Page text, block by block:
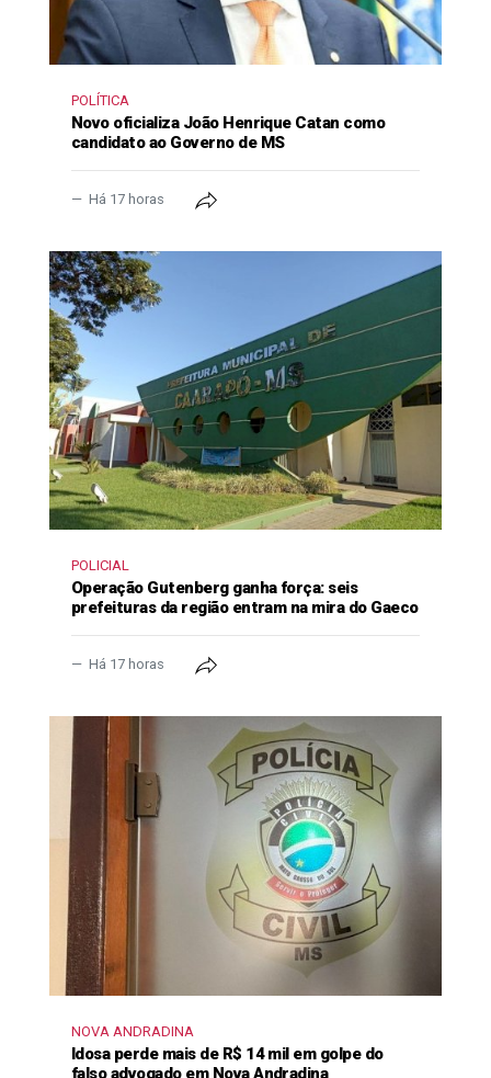
POLÍTICA
Novo oficializa João Henrique Catan como
candidato ao Governo de MS
Há 17 horas
POLICIAL
Operação Gutenberg ganha força: seis
prefeituras da região entram na mira do Gaeco
Há 17 horas
NOVA ANDRADINA
Idosa perde mais de R$ 14 mil em golpe do
falso advogado em Nova Andradina